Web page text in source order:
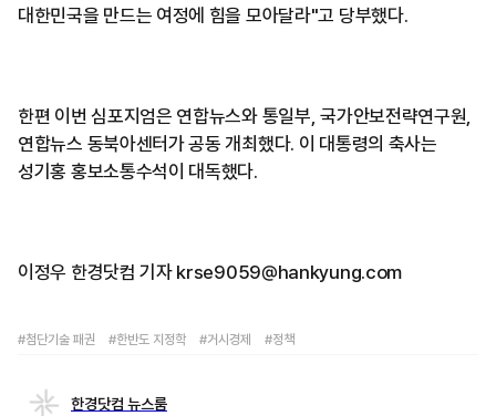
대한민국을 만드는 여정에 힘을 모아달라"고 당부했다.
한편 이번 심포지엄은 연합뉴스와 통일부, 국가안보전략연구원,
연합뉴스 동북아센터가 공동 개최했다. 이 대통령의 축사는
성기홍 홍보소통수석이 대독했다.
이정우 한경닷컴 기자 krse9059@hankyung.com
#첨단기술 패권 #한반도 지정학 #거시경제 #정책
한경닷컴 뉴스룸